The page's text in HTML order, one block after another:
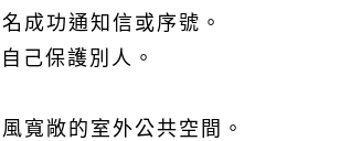
成功通知信 或序號。
己保護別人 。
寬敞的室外公共空間 。️